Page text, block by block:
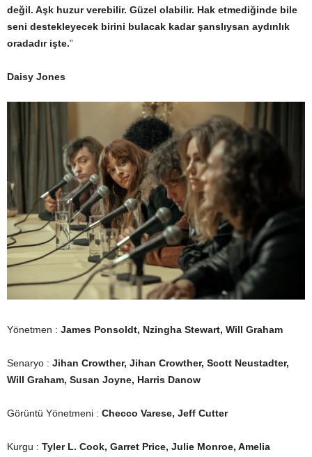
değil. Aşk huzur verebilir. Güzel olabilir. Hak etmediğinde bile
seni destekleyecek birini bulacak kadar şanslıysan aydınlık
oradadır işte.”
Daisy Jones
Yönetmen : James Ponsoldt, Nzingha Stewart, Will Graham
Senaryo : Jihan Crowther, Jihan Crowther, Scott Neustadter,
Will Graham, Susan Joyne, Harris Danow
Görüntü Yönetmeni : Checco Varese, Jeff Cutter
Kurgu : Tyler L. Cook, Garret Price, Julie Monroe, Amelia